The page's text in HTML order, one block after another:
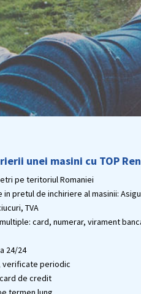
unei masini cu TOP
pe teritoriul Romaniei
pretul de inchiriere al masinii:
TVA
card, numerar, virament
24/24
verificate periodic
de credit